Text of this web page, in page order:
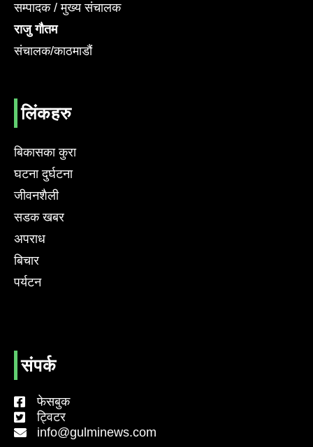
सम्पादक / मुख्य संचालक
राजु गौतम
संचालक/काठमाडौं
लिंकहरु
बिकासका कुरा
घटना दुर्घटना
जीवनशैली
सडक खबर
अपराध
बिचार
पर्यटन
संपर्क
फेसबुक
ट्विटर
info@gulminews.com